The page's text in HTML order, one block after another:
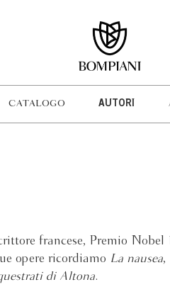
CATALOGO AUTORI
francese, Premio Nobel
opere ricordiamo La nausea,
di Altona.